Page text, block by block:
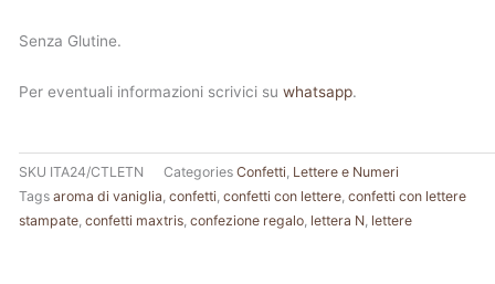
Senza Glutine.
Per eventuali informazioni scrivici su whatsapp.
SKU ITA24/CTLETN Categories Confetti Lettere e Numeri
Tags aroma di vaniglia confetti confetti con lettere confetti con lettere
stampate confetti maxtris confezione regalo lettera N lettere